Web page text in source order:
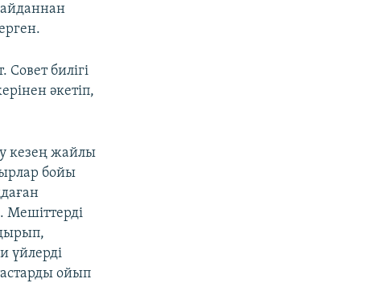
билігі
әкетіп,
кезең жайлы
бойы
үйлерді
ойып